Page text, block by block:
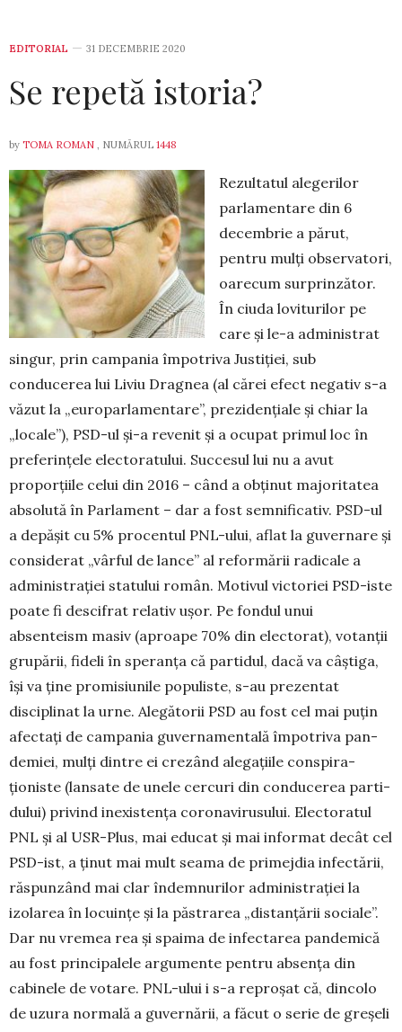
EDITORIAL 31 DECEMBRIE 2020
Se repetă istoria?
by TOMA ROMAN , NUMĂRUL 1448
Rezultatul alegerilor
parlamentare din 6
decembrie a părut,
pentru mulți observatori,
oarecum surprinzător.
În ciuda loviturilor pe
care și le-a administrat
singur, prin campania împotriva Justiției, sub
conducerea lui Liviu Dragnea (al cărei efect negativ s-a
văzut la „europar­la­men­tare”, prezidențiale și chiar la
„locale”), PSD-ul și-a revenit și a ocupat primul loc în
preferințele electo­ra­tului. Succesul lui nu a avut
proporțiile celui din 2016 – când a obținut majoritatea
absolută în Parlament – dar a fost semnificativ. PSD-ul
a depășit cu 5% procentul PNL-ului, aflat la guvernare și
considerat „vârful de lan­ce” al refor­mării radicale a
administrației statului român. Motivul victoriei PSD-iste
poate fi descifrat relativ ușor. Pe fondul unui
absenteism masiv (aproape 70% din electorat), votanții
grupării, fideli în speranța că partidul, dacă va câștiga,
își va ține promisiunile popu­liste, s-au prezentat
disciplinat la urne. Alegătorii PSD au fost cel mai puțin
afectați de campania guverna­men­tală împo­tri­va pan­
demiei, mulți dintre ei crezând ale­gațiile conspi­ra­
ționiste (lansate de unele cercuri din conducerea parti­
dului) privind inexistența coronaviru­sului. Electoratul
PNL și al USR-Plus, mai educat și mai informat decât cel
PSD-ist, a ținut mai mult seama de primejdia infec­tării,
răspunzând mai clar îndemnurilor administrației la
izolarea în locuințe și la păstrarea „dis­tanțării sociale”.
Dar nu vremea rea și spaima de infec­tarea pandemică
au fost principalele argumente pentru absența din
cabinele de votare. PNL-ului i s-a reproșat că, dincolo
de uzura nor­mală a guver­nă­rii, a făcut o serie de greșeli